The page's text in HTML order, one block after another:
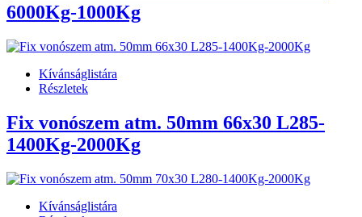
6000Kg-1000Kg
Kívánságlistára
Részletek
Fix vonószem atm. 50mm 66x30 L285-
1400Kg-2000Kg
Kívánságlistára